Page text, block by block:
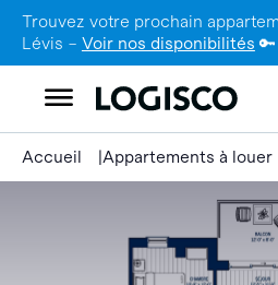
Trouvez votre prochain
Lévis – Voir nos disponibilités 🔑
Accueil Appartements à louer